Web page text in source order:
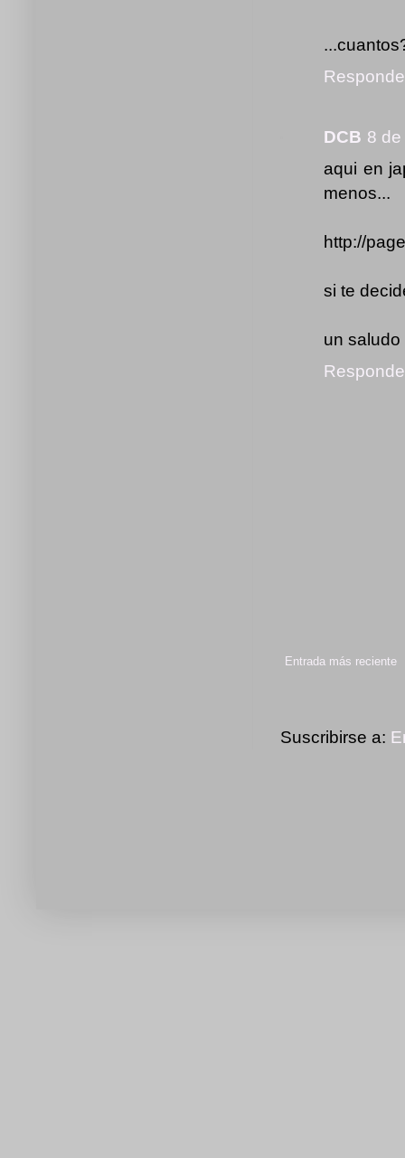
DCB 8
aqui en
menos...
http://
si te
un
Entrada más reciente
Suscribirse a: